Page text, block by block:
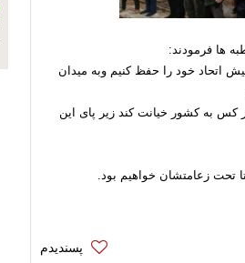
ها فرمودند:
اتحاد خود را حفظ کنیم وبه میدان
کس به کشور خیانت کند زیر پای این
تحت زعامتشان خواهیم بود.